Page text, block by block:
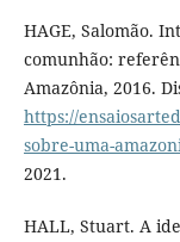
HAGE, Salomão.
comunhão:
Amazônia, 2016.
https://
sobre-uma-
2021.
HALL, Stuart. A